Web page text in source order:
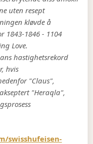
uten resept
kløvde å
1843-1846 - 1104
Love.
hastighetsrekord
hvis
"Claus",
"Heraqla",
swisshufeisen-